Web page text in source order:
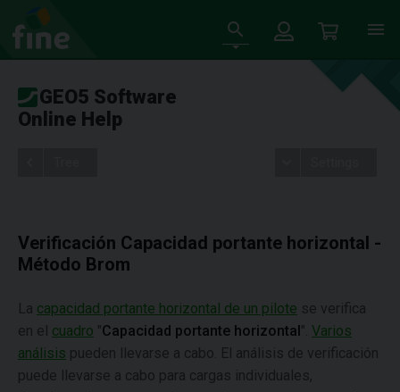
GEO5 Software
Online Help
Verificación Capacidad portante horizontal -
Método Brom
La capacidad portante horizontal de un pilote se verifica
en el cuadro "Capacidad portante horizontal". Varios
análisis pueden llevarse a cabo. El análisis de verificación
puede llevarse a cabo para cargas individuales,